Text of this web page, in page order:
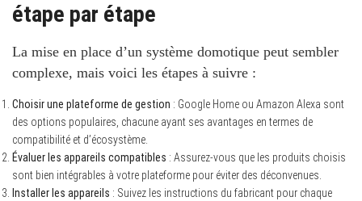
étape par étape
La mise en place d’un système domotique peut sembler
complexe, mais voici les étapes à suivre :
Choisir une plateforme de gestion : Google Home ou Amazon Alexa sont
des options populaires, chacune ayant ses avantages en termes de
compatibilité et d’écosystème.
Évaluer les appareils compatibles : Assurez-vous que les produits choisis
sont bien intégrables à votre plateforme pour éviter des déconvenues.
Installer les appareils : Suivez les instructions du fabricant pour chaque